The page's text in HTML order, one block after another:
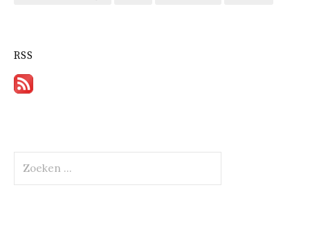
RSS
naar: